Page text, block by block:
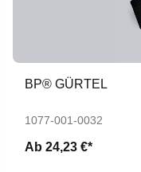
BP® GÜRTEL
1077-001-0032
Ab 24,23 €*